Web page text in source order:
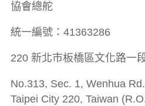
協會總舵
統一編號： 41363286
220 新北市板橋區文化路一
No.313, Sec. 1, Wenhua
Taipei City 220, Taiwan